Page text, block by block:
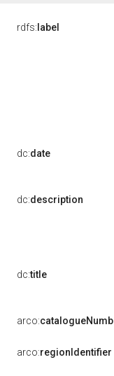
rdfs: label
dc:date
dc:description
dc:title
arco:
arco:regionIdentifier